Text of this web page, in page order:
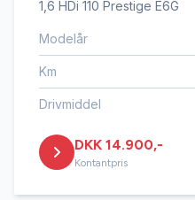
Tagræling
Tonede ruder
1,6 HDi 110 Prestige E6G
Modelår
Km
Drivmiddel
DKK 14.900,-
Kontantpris